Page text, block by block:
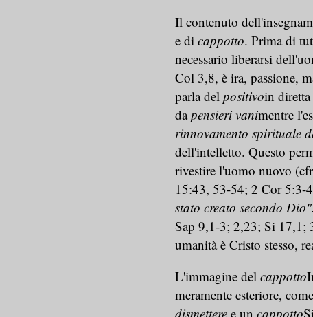
Il contenuto
e di cappotto. Prima di
necessario liberarsi
Col 3,8, è ira, passione,
parla del positivoin
dapensieri vanimentre
rinnovamento spirituale
dell'intelletto. Questo
rivestire l'uomo nuovo
15:43, 53-54; 2 Cor 5:3-
stato creato secondo Dio".
Sap 9,1-3; 2,23; Si 17,1;
umanità è Cristo stesso,
L'immagine del cappotto
meramente esteriore,
dismetteree un cappotto